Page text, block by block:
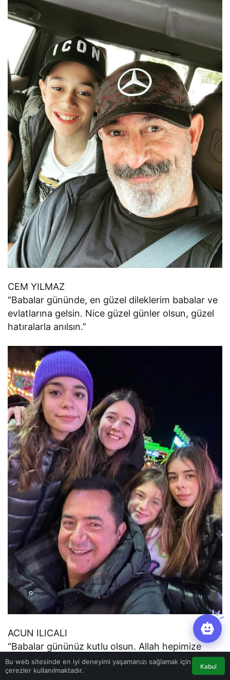
CEM YILMAZ
“Babalar gününde, en güzel dileklerim babalar ve
evlatlarına gelsin. Nice güzel günler olsun, güzel
hatıralarla anılsın.”
ACUN ILICALI
“Babalar gününüz kutlu olsun. Allah hepimize
çocuklarımızla güzel günler nasip etsin…”
Bu web sitesinde en iyi deneyimi yaşamanızı sağlamak için
çerezler kullanılmaktadır.
Kabul